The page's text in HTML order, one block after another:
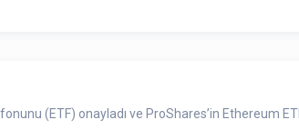
(ETF) onayladı ve ProShares’in Ethereum